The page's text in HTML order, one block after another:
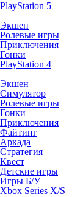
PlayStation 5
Экшен
Ролевые игры
Приключения
Гонки
PlayStation 4
Экшен
Симулятор
Ролевые игры
Гонки
Приключения
Файтинг
Аркада
Стратегия
Квест
Детские игры
Игры Б/У
Xbox Series X/S